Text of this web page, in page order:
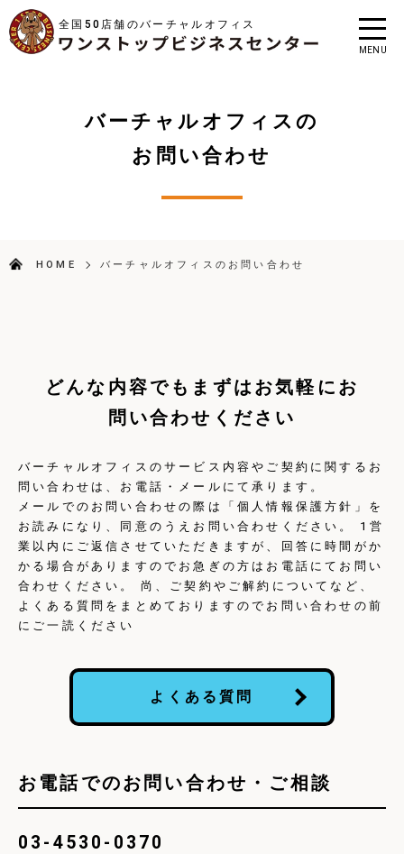
全国50店舗のバーチャルオフィス
MENU
バーチャルオフィスの
お問い合わせ
HOME バーチャルオフィスのお問い合わせ
どんな内容でもまずはお気軽にお
問い合わせください
バーチャルオフィスのサービス内容やご契約に関するお
問い合わせは、お電話・メールにて承ります。
メールでのお問い合わせの際は「個人情報保護方針」を
お読みになり、同意のうえお問い合わせください。 1営
業以内にご返信させていただきますが、回答に時間がか
かる場合がありますのでお急ぎの方はお電話にてお問い
合わせください。 尚、ご契約やご解約についてなど、
よくある質問をまとめておりますのでお問い合わせの前
にご一読ください
よくある質問
お電話でのお問い合わせ・ご相談
03-4530-0370